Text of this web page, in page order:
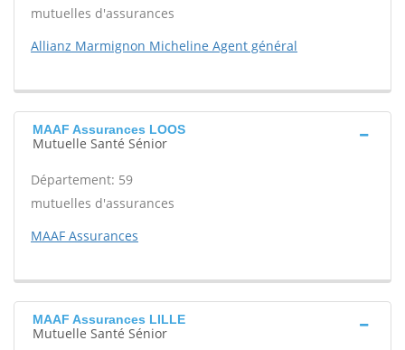
mutuelles d'assurances
Allianz Marmignon Micheline Agent général
MAAF Assurances LOOS
Mutuelle Santé Sénior
Département: 59
mutuelles d'assurances
MAAF Assurances
MAAF Assurances LILLE
Mutuelle Santé Sénior